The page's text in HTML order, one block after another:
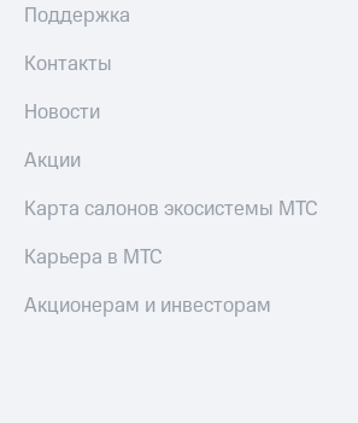
Поддержка
Контакты
Новости
Акции
Карта салонов экосистемы МТС
Карьера в МТС
Акционерам и инвесторам